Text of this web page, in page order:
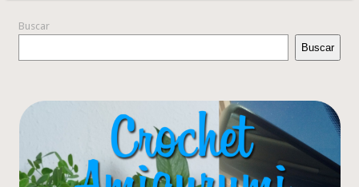
Buscar
Buscar